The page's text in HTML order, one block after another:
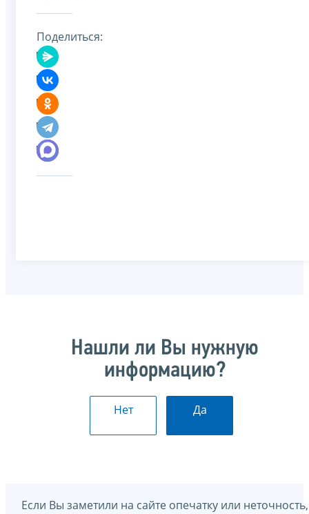
Поделиться:
Нашли ли Вы нужную
информацию?
Нет Да
Если Вы заметили на сайте опечатку или неточность,